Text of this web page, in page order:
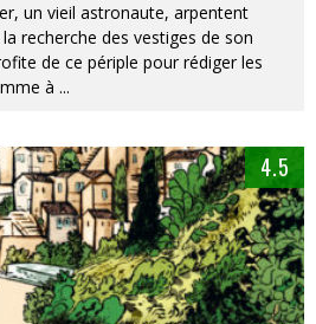
un vieil astronaute, arpentent
recherche des vestiges de son
de ce périple pour rédiger les
à ...
4.5